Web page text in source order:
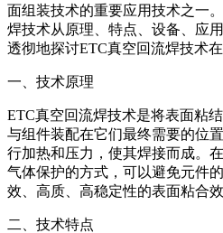
面组装技术的重要应用技术之一
焊技术从原理、特点、设备、应
透彻地探讨ETC真空回流焊技术
一、技术原理
ETC真空回流焊技术是将表面粘
与组件装配在它们最终需要的位
行加热和压力，使其焊接而成。
气体保护的方式，可以避免元件
效、高质、高稳定性的表面粘合效
二、技术特点